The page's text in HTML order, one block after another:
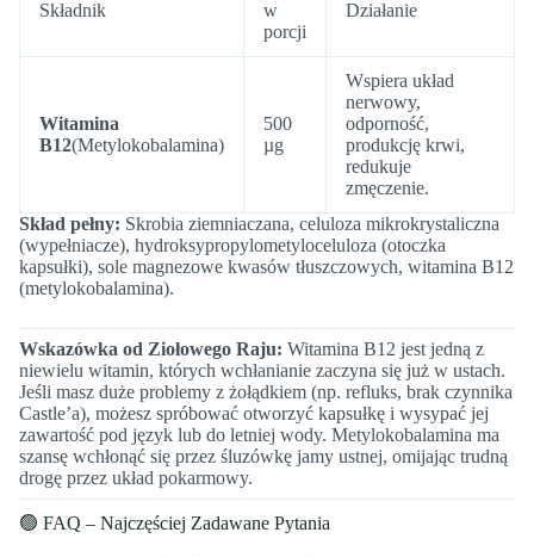
Składnik
w
porcji
Działanie
Witamina
B12(Metylokobalamina)
500
µg
Wspiera układ
nerwowy,
odporność,
produkcję krwi,
redukuje
zmęczenie.
Skład pełny: Skrobia ziemniaczana, celuloza mikrokrystaliczna
(wypełniacze), hydroksypropylometyloceluloza (otoczka
kapsułki), sole magnezowe kwasów tłuszczowych, witamina B12
(metylokobalamina).
Wskazówka od Ziołowego Raju: Witamina B12 jest jedną z
niewielu witamin, których wchłanianie zaczyna się już w ustach.
Jeśli masz duże problemy z żołądkiem (np. refluks, brak czynnika
Castle’a), możesz spróbować otworzyć kapsułkę i wysypać jej
zawartość pod język lub do letniej wody. Metylokobalamina ma
szansę wchłonąć się przez śluzówkę jamy ustnej, omijając trudną
drogę przez układ pokarmowy.
🟢 FAQ – Najczęściej Zadawane Pytania